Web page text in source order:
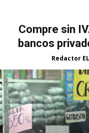
Compre sin
bancos
Redactor EL